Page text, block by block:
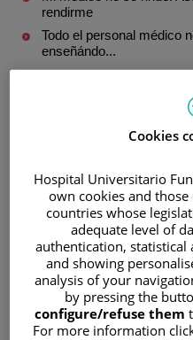
rendirme
Todo el personal médico
enseñándo...
La historia de cada
Qué nos mueve
Nuestro centro
RSC
Certificaciones
Información y contacto
Cookies
Hospital Universitario
own cookies and
countries whose
adequate level of
authentication, statistical
and showing
analysis of your
by pressing the
configure/refuse them
For more information